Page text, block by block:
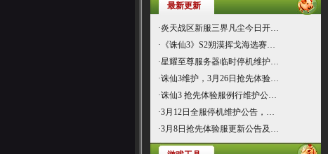
最新更新
·炎天战区新服三界凡尘今日开…
· 《诛仙3》S2朔漠挥戈海选赛…
·星耀至尊服务器临时停机维护…
·诛仙3维护，3月26日抢先体验…
·诛仙3 抢先体验服例行维护公…
·3月12日全服停机维护公告，…
·3月8日抢先体验服更新公告及…